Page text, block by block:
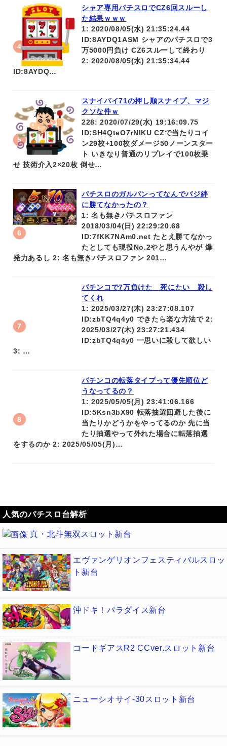
シャア専用パチスロでCZ6回スルーし
た結果ｗｗｗ
1: 2020/08/05(水) 21:35:24.44
ID:8AYDQ1ASM シャアのパチスロで3
万5000円負け CZ6スルーして終わり
2: 2020/08/05(水) 21:35:34.44
ID:8AYDQ…
スナイパイ71の押し順スナイプ、マジ
クソな件ｗ
228: 2020/07/29(水) 19:16:09.75
ID:SH4QteO7rNIKU CZで当たりコイ
ン29枚+100枚ダメージ50ノーンスター
ト いきなり普通のリプレイで100枚乗
せ 技術介入2×20枚 倒せ…
パチスロのガルパンってなんでバジ絆
に勝てなかったの？
1: 名も無きパチスロファン
2018/03/04(日) 22:29:20.68
ID:7fKK7NAm0.net たとえ勝てなかっ
たとしても現役No.2やと思うんやが 爆
発力あるし 2: 名も無きパチスロファン 201…
パチンコで7万負けた 死にたい 殺し
てくれ
1: 2025/03/27(木) 23:27:08.107
ID:zbTQ4q4y0 できたら楽な方法で 2:
2025/03/27(木) 23:27:21.434
ID:zbTQ4q4y0 一思いに殺して欲しい
3: …
パチンコの転落タイプって優先順位ど
うなってるの？
1: 2025/05/05(月) 23:41:06.166
ID:5Ksn3bX90 転落抽選回避した後に
当たりかどうかをやってるのか 先に当
たり抽選やって外れた場合に転落抽選
をするのか 2: 2025/05/05(月)…
人気のパチスロ台解析
真・北斗無双スロット新台
エヴァンゲリオンフェスティバルスロッ
ト新台
沖ドキ！パラダイス新台
コードギアスR2 CCver.スロット新台
ニューシオサイ-30スロット新台